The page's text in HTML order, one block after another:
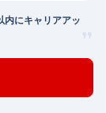
内にキャリアアッ